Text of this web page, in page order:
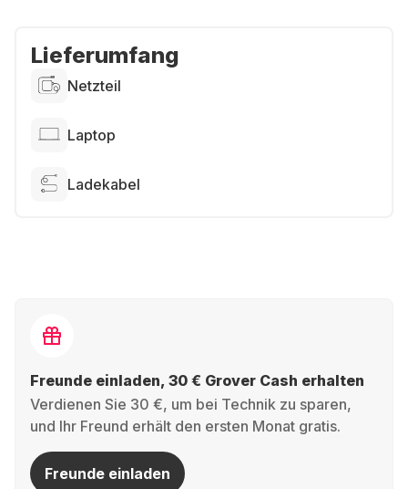
Lieferumfang
Netzteil
Laptop
Ladekabel
Freunde einladen, 30 € Grover Cash erhalten
Verdienen Sie 30 €, um bei Technik zu sparen,
und Ihr Freund erhält den ersten Monat gratis.
Freunde einladen